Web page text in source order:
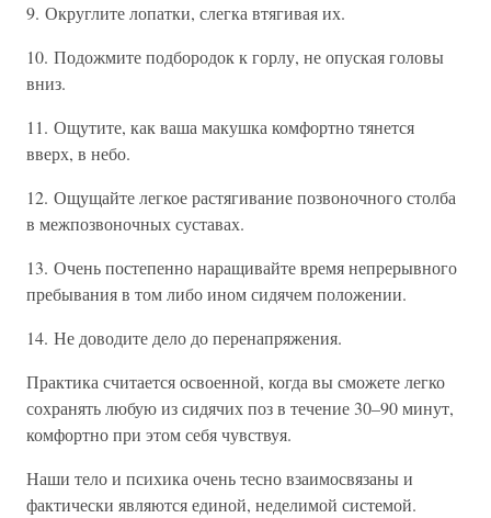
9. Округлите лопатки, слегка втягивая их.
10. Подожмите подбородок к горлу, не опуская головы
вниз.
11. Ощутите, как ваша макушка комфортно тянется
вверх, в небо.
12. Ощущайте легкое растягивание позвоночного столба
в межпозвоночных суставах.
13. Очень постепенно наращивайте время непрерывного
пребывания в том либо ином сидячем положении.
14. Не доводите дело до перенапряжения.
Практика считается освоенной, когда вы сможете легко
сохранять любую из сидячих поз в течение 30–90 минут,
комфортно при этом себя чувствуя.
Наши тело и психика очень тесно взаимосвязаны и
фактически являются единой, неделимой системой.